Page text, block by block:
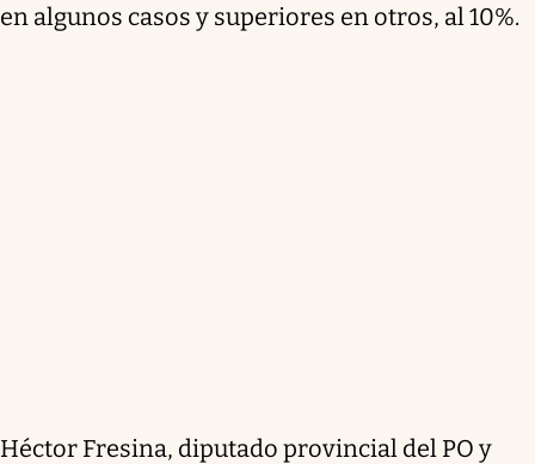
en algunos casos y superiores en otros, al 10%.
Héctor Fresina, diputado provincial del PO y